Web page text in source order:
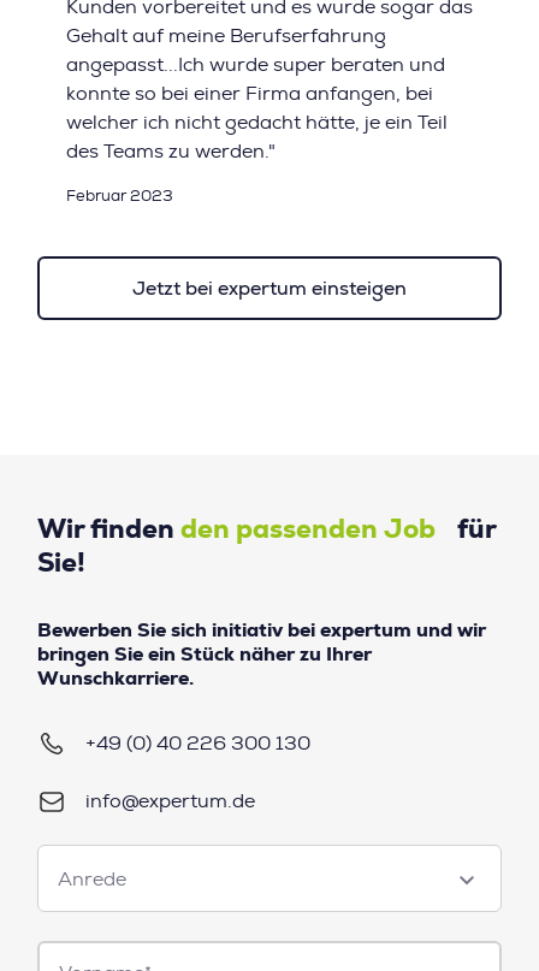
Kunden vorbereitet und es wurde sogar das
Gehalt auf meine Berufserfahrung
angepasst...Ich wurde super beraten und
konnte so bei einer Firma anfangen, bei
welcher ich nicht gedacht hätte, je ein Teil
des Teams zu werden."
Februar 2023
Jetzt bei expertum einsteigen
Wir finden den passenden Job für
Sie!
Bewerben Sie sich initiativ bei expertum und wir
bringen Sie ein Stück näher zu Ihrer
Wunschkarriere.
+49 (0) 40 226 300 130
info@expertum.de
Anrede
Anrede
Vorname*